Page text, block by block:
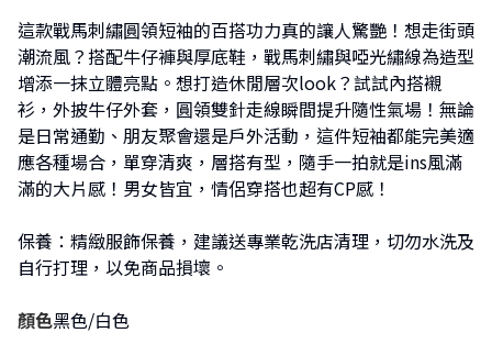
這款戰馬刺繡圓領短袖的百搭功力真的讓人驚艷！想走街頭
潮流風？搭配牛仔褲與厚底鞋，戰馬刺繡與啞光繡線為造型
增添一抹立體亮點。想打造休閒層次look？試試內搭襯
衫，外披牛仔外套，圓領雙針走線瞬間提升隨性氣場！無論
是日常通勤、朋友聚會還是戶外活動，這件短袖都能完美適
應各種場合，單穿清爽，層搭有型，隨手一拍就是ins風滿
滿的大片感！男女皆宜，情侶穿搭也超有CP感！
保養：精緻服飾保養，建議送專業乾洗店清理，切勿水洗及
自行打理，以免商品損壞。
顏色黑色/白色